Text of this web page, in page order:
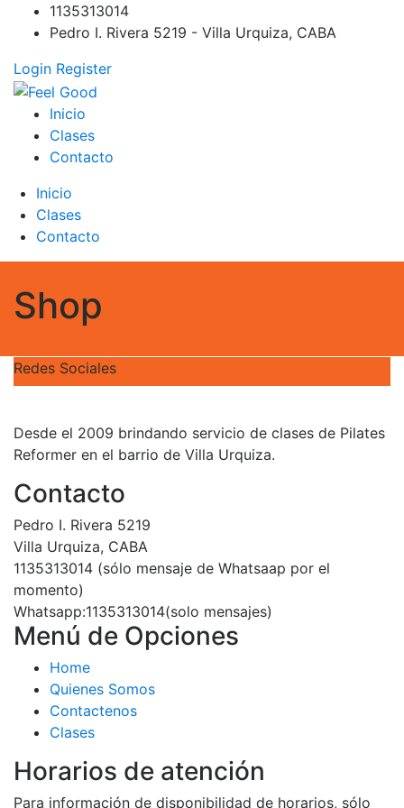
1135313014
Pedro I. Rivera 5219 - Villa Urquiza, CABA
Login Register
Feel Good
PILATES REFORMER – PILATES SPRINBOARD – PILATES
CIRCUITO – Clases Online
Inicio
Clases
Contacto
Inicio
Clases
Contacto
Shop
Redes Sociales
Desde el 2009 brindando servicio de clases de Pilates
Reformer en el barrio de Villa Urquiza.
Contacto
Pedro I. Rivera 5219
Villa Urquiza, CABA
1135313014 (sólo mensaje de Whatsaap por el
momento)
Whatsapp:1135313014(solo mensajes)
Menú de Opciones
Home
Quienes Somos
Contactenos
Clases
Horarios de atención
Para información de disponibilidad de horarios, sólo